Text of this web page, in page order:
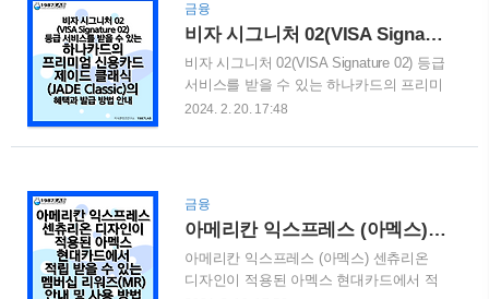
기도 함께 해드렸었습니다. 자세한 내용은
아래 포스팅에서 확인하실 수 있습니다.
혜택이 좋았던 신용카드사의 혜자 카드들
의 단종과 추천하는 카드사별 대표 무실적
카드 목록 혜택이 좋았던 신용카드사의 혜
표 무실적 카드 목록 혜택이 좋았던 신용
지고 있습니다. 또한 연일 뉴스에서는 lab-
1987.com 현대카드 제로 에디션2가 발급
중단 되고, 이..
금융
비자 시그니처 02(VISA Signature 02) 등급 서비스를 받을 수 있는 하나카드의 프리미엄 신용카드 제이드 클래식(JADE Classic)의 혜택과 발급 방법 안내
비자 시그니처 02(VISA Signature 02) 등급
서비스를 받을 수 있는 하나카드의 프리미
엄 신용카드 제이드 클래식(JADE Classic)
비자 시그니처 02 등급 서비스를 받을 수
제이드 클래식(JADE Classic) 입니다. 이
번 포스팅에서 제이드 클래식의 혜택과 발
급 방법 및 비자 시그니처 서비스에 대해
서도 자세히 알아보도록 하겠습니다. 목차
2024. 2. 20. 17:48
금융
아메리칸 익스프레스 (아멕스) 센츄리온 디자인이 적용된 아멕스 현대카드에서 적립 받을 수 있는 멤버십 리워즈(MR) 안내 및 사용 방법
아메리칸 익스프레스 (아멕스) 센츄리온
디자인이 적용된 아멕스 현대카드에서 적